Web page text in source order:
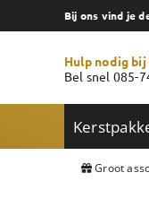
to
Bij ons vind je
Hulp nodig
Bel snel 085-
Groot